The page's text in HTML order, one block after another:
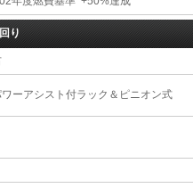
り
ーアシスト付ラック＆ピニオン式